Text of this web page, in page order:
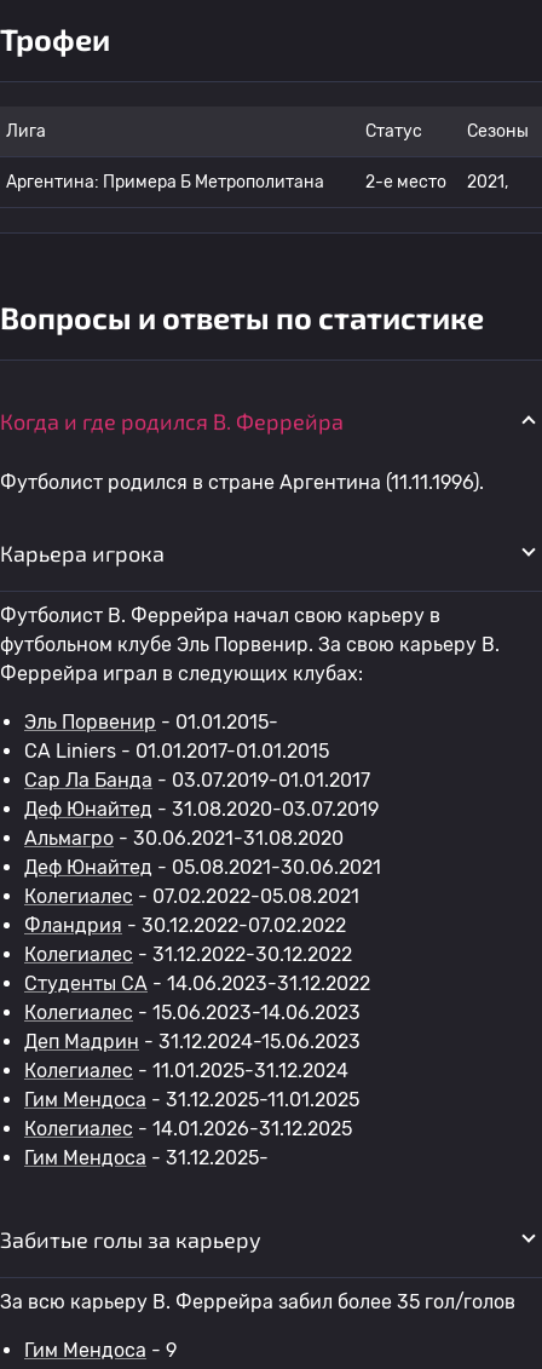
Трофеи
Лига Статус Сезоны
Аргентина: Примера Б Метрополитана 2-е место 2021,
Вопросы и ответы по статистике
Когда и где родился B. Феррейра
Футболист родился в стране Аргентина (11.11.1996).
Карьера игрока
Футболист B. Феррейра начал свою карьеру в
футбольном клубе Эль Порвенир. За свою карьеру B.
Феррейра играл в следующих клубах:
Эль Порвенир - 01.01.2015-
CA Liniers - 01.01.2017-01.01.2015
Сар Ла Банда - 03.07.2019-01.01.2017
Деф Юнайтед - 31.08.2020-03.07.2019
Альмагро - 30.06.2021-31.08.2020
Деф Юнайтед - 05.08.2021-30.06.2021
Колегиалес - 07.02.2022-05.08.2021
Фландрия - 30.12.2022-07.02.2022
Колегиалес - 31.12.2022-30.12.2022
Студенты CA - 14.06.2023-31.12.2022
Колегиалес - 15.06.2023-14.06.2023
Деп Мадрин - 31.12.2024-15.06.2023
Колегиалес - 11.01.2025-31.12.2024
Гим Мендоса - 31.12.2025-11.01.2025
Колегиалес - 14.01.2026-31.12.2025
Гим Мендоса - 31.12.2025-
Забитые голы за карьеру
За всю карьеру B. Феррейра забил более 35 гол/голов
Гим Мендоса - 9